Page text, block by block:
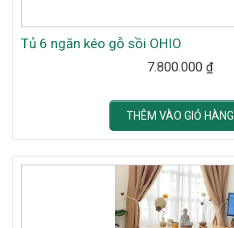
Tủ 6 ngăn kéo gỗ sồi OHIO
7.800.000 ₫
THÊM VÀO GIỎ HÀNG